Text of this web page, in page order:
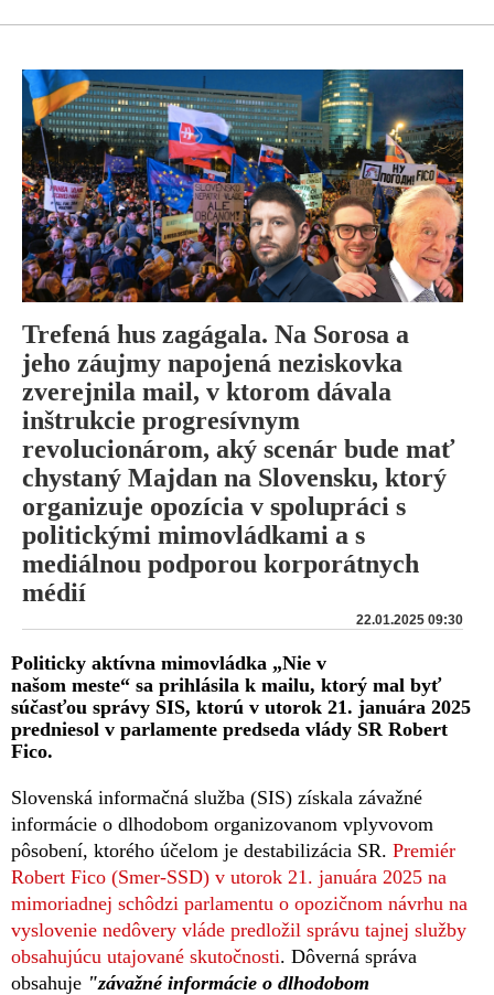
Trefená hus zagágala. Na Sorosa a
jeho záujmy napojená neziskovka
zverejnila mail, v ktorom dávala
inštrukcie progresívnym
revolucionárom, aký scenár bude mať
chystaný Majdan na Slovensku, ktorý
organizuje opozícia v spolupráci s
politickými mimovládkami a s
mediálnou podporou korporátnych
médií
22.01.2025 09:30
Politicky aktívna mimovládka „Nie v
našom meste“ sa prihlásila k mailu, ktorý mal byť
súčasťou správy SIS, ktorú v utorok 21. januára 2025
predniesol v parlamente predseda vlády SR Robert
Fico.
Slovenská informačná služba (SIS) získala závažné
informácie o dlhodobom organizovanom vplyvovom
pôsobení, ktorého účelom je destabilizácia SR. Premiér
Robert Fico (Smer-SSD) v utorok 21. januára 2025 na
mimoriadnej schôdzi parlamentu o opozičnom návrhu na
vyslovenie nedôvery vláde predložil správu tajnej služby
obsahujúcu utajované skutočnosti. Dôverná správa
obsahuje "závažné informácie o dlhodobom